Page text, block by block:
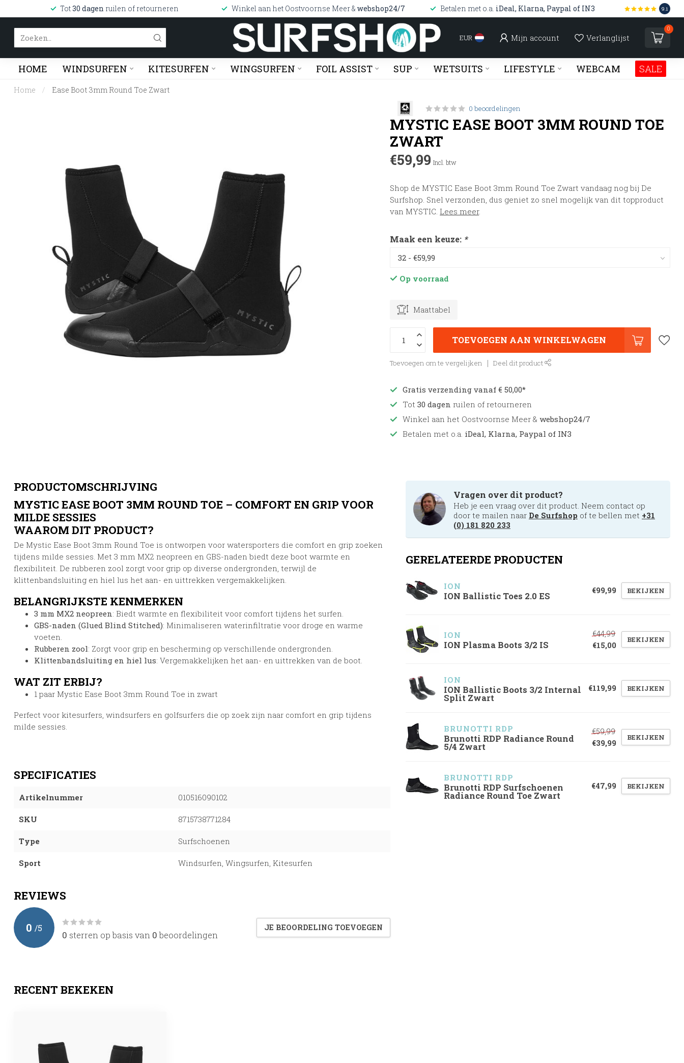
Tot30 dagen ruilen of retourneren Winkel aan het Oostvoornse Meer & webshop24/7 Betalen met o.a. iDeal, Klarna, Paypal of IN3 9.1
EUR Mijn account Verlanglijst
0
HOME WINDSURFEN KITESURFEN WINGSURFEN FOIL ASSIST SUP WETSUITS LIFESTYLE WEBCAM SALE
Home / Ease Boot 3mm Round Toe Zwart
0 beoordelingen
MYSTIC EASE BOOT 3MM ROUND TOE
ZWART
€59,99 Incl. btw
Shop de MYSTIC Ease Boot 3mm Round Toe Zwart vandaag nog bij De
Surfshop. Snel verzonden, dus geniet zo snel mogelijk van dit topproduct
van MYSTIC. Lees meer.
Maak een keuze: *
Op voorraad
Maattabel
TOEVOEGEN AAN WINKELWAGEN
Toevoegen om te vergelijken Deel dit product
Gratis verzending vanaf € 50,00*
Tot30 dagen ruilen of retourneren
Winkel aan het Oostvoornse Meer &webshop24/7
Betalen met o.a. iDeal, Klarna, Paypal of IN3
PRODUCTOMSCHRIJVING
MYSTIC EASE BOOT 3MM ROUND TOE – COMFORT EN GRIP VOOR
MILDE SESSIES
WAAROM DIT PRODUCT?
De Mystic Ease Boot 3mm Round Toe is ontworpen voor watersporters die comfort en grip zoeken
tijdens milde sessies. Met 3 mm MX2 neopreen en GBS-naden biedt deze boot warmte en
flexibiliteit. De rubberen zool zorgt voor grip op diverse ondergronden, terwijl de
klittenbandsluiting en hiel lus het aan- en uittrekken vergemakkelijken.
BELANGRIJKSTE KENMERKEN
3 mm MX2 neopreen: Biedt warmte en flexibiliteit voor comfort tijdens het surfen.
GBS-naden (Glued Blind Stitched): Minimaliseren waterinfiltratie voor droge en warme
voeten.
Rubberen zool: Zorgt voor grip en bescherming op verschillende ondergronden.
Klittenbandsluiting en hiel lus: Vergemakkelijken het aan- en uittrekken van de boot.
WAT ZIT ERBIJ?
1 paar Mystic Ease Boot 3mm Round Toe in zwart
Perfect voor kitesurfers, windsurfers en golfsurfers die op zoek zijn naar comfort en grip tijdens
milde sessies.
SPECIFICATIES
Artikelnummer 010516090102
SKU 8715738771284
Type Surfschoenen
Sport Windsurfen, Wingsurfen, Kitesurfen
REVIEWS
0 /5
0 sterren op basis van 0beoordelingen
JE BEOORDELING TOEVOEGEN
Vragen over dit product?
Heb je een vraag over dit product. Neem contact op
door te mailen naar De Surfshop of te bellen met +31
(0) 181 820 233
GERELATEERDE PRODUCTEN
ION
ION Ballistic Toes 2.0 ES
€99,99 BEKIJKEN
ION
ION Plasma Boots 3/2 IS
€44,99
€15,00
BEKIJKEN
ION
ION Ballistic Boots 3/2 Internal
Split Zwart
€119,99 BEKIJKEN
BRUNOTTI RDP
Brunotti RDP Radiance Round
5/4 Zwart
€59,99
€39,99
BEKIJKEN
BRUNOTTI RDP
Brunotti RDP Surfschoenen
Radiance Round Toe Zwart
€47,99 BEKIJKEN
RECENT BEKEKEN